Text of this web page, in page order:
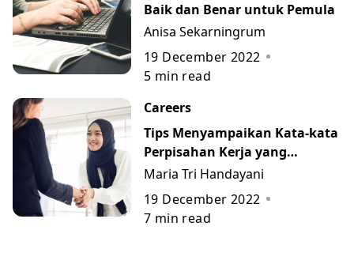
Baik dan Benar untuk Pemula
Anisa Sekarningrum
19 December 2022
5 min read
Careers
Tips Menyampaikan Kata-kata
Perpisahan Kerja yang
Berkesan beserta Contohnya
Maria Tri Handayani
19 December 2022
7 min read